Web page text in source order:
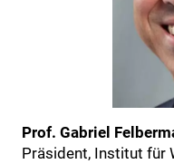
Prof. Gabriel
Präsident, Institut für